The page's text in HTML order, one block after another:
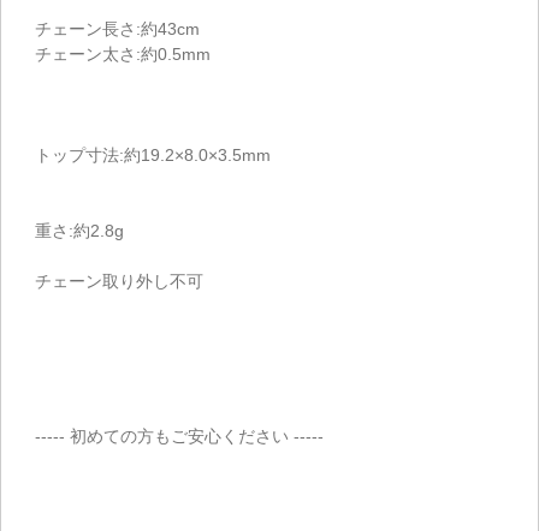
チェーン長さ:約43cm
チェーン太さ:約0.5mm
トップ寸法:約19.2×8.0×3.5mm
重さ:約2.8g
チェーン取り外し不可
----- 初めての方もご安心ください -----